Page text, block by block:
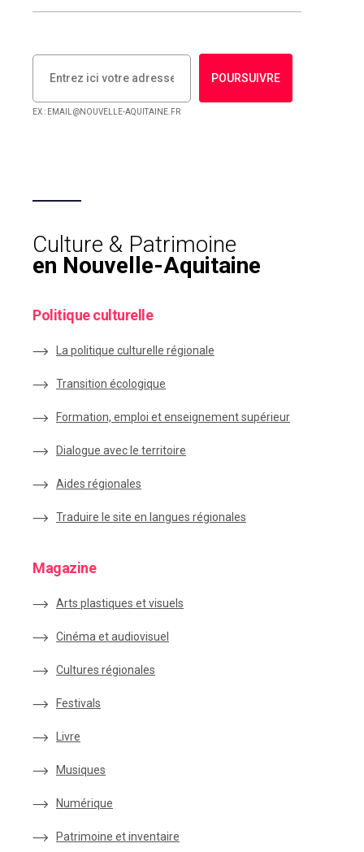
POURSUIVRE
EX : EMAIL@NOUVELLE-AQUITAINE.FR
Culture & Patrimoine
en Nouvelle-Aquitaine
Politique culturelle
La politique culturelle régionale
Transition écologique
Formation, emploi et enseignement supérieur
Dialogue avec le territoire
Aides régionales
Traduire le site en langues régionales
Magazine
Arts plastiques et visuels
Cinéma et audiovisuel
Cultures régionales
Festivals
Livre
Musiques
Numérique
Patrimoine et inventaire